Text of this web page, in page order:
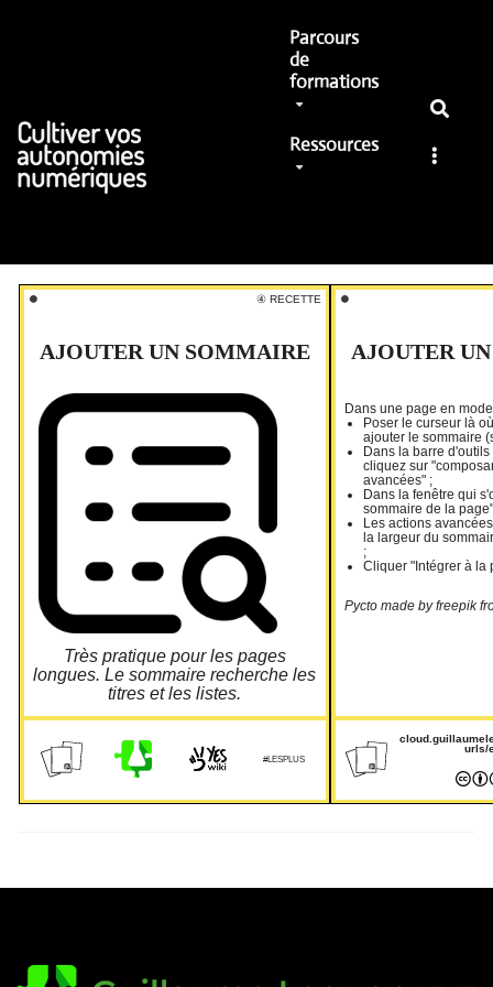
Cultiver vos
autonomies
numériques
Parcours
de
formations
Ressources
⚫️ ④ RECETTE
AJOUTER UN SOMMAIRE
Très pratique pour les pages
longues. Le sommaire recherche les
titres et les listes.
#LESPLUS
⚫️
AJOUTER
Dans une page en
Poser le curseur là
ajouter le sommaire
Dans la barre
cliquez sur
avancées" ;
Dans la fenêtre qui
sommaire de la
Les actions
la largeur du
;
Cliquer "Intégrer à la
Pycto made by freepik
urls/